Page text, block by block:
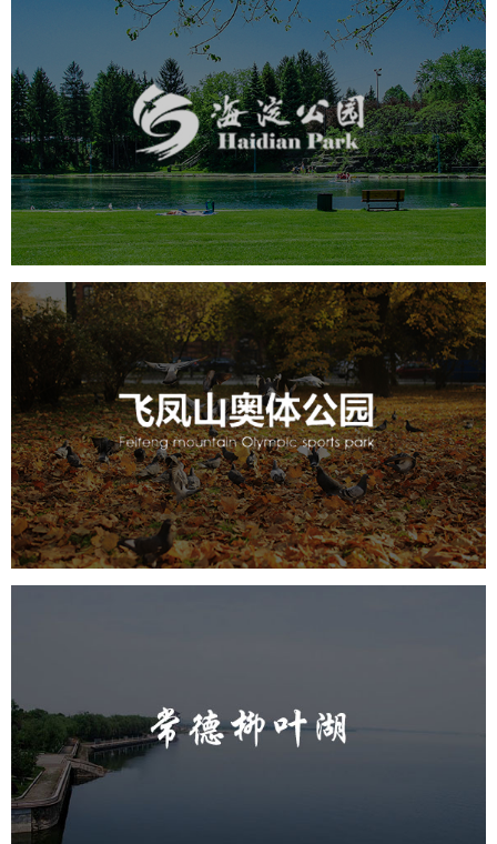
海淀公园
旅游休闲 公园 AI人工智能 智慧公园
智能步道
智能大数据平台
AR太极 智能语音亭
飞凤山奥体公园
旅游休闲 公园 AI人工智能
智慧公园
智慧体育公园
智能步道 智能大数据平台
AR太极
智能体测
旅游休闲